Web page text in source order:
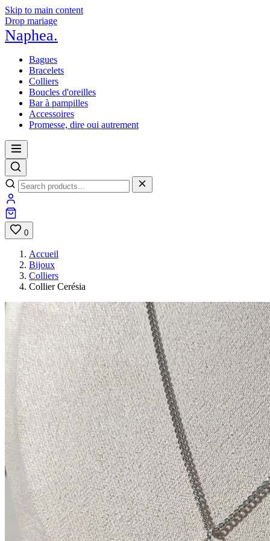
Skip to main content
Drop mariage
Naphea.
Bagues
Bracelets
Colliers
Boucles d'oreilles
Bar à pampilles
Accessoires
Promesse, dire oui autrement
0
Accueil
Bijoux
Colliers
Collier Cerésia